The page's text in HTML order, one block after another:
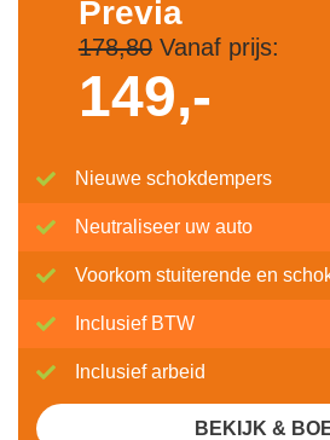
Previa
178,80Vanaf prijs:
149,-
Nieuwe schokdempers
Neutraliseer uw auto
Voorkom stuiterende en
Inclusief BTW
Inclusief arbeid
BEKIJK &